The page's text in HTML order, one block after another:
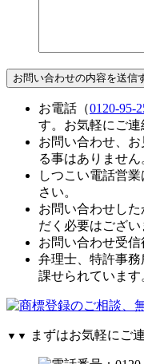
お電話（0120-95-
す。お気軽にご連
お問い合わせ、
る事はありません
しつこい電話営
さい。
お問い合わせし
だく必要はござい
お問い合わせ受信
弁理士、特許事
課せられています
▼▼ まずはお気軽にご